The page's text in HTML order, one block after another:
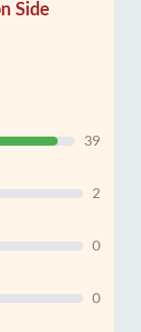
Side
39
2
0
0